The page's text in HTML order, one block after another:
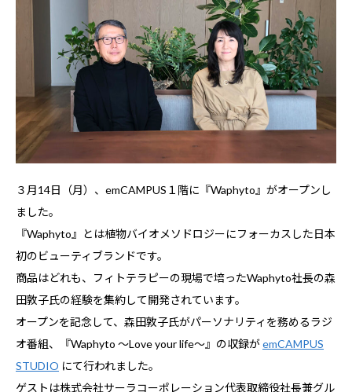
３月14日（月）、emCAMPUS１階に『Waphyto』がオープンし
ました。
『Waphyto』とは植物バイオメソドロジーにフォーカスした日本
初のビューティブランドです。
商品はどれも、フィトテラピーの現場で培ったWaphyto社長の森
田敦子氏の経験を集約して開発されています。
オープンを記念して、森田敦子氏がパーソナリティを務めるラジ
オ番組、『Waphyto ～Love your life～』の収録がemCAMPUS
STUDIO にて行われました。
ゲストは株式会社サーラコーポレーション代表取締役社長兼グル